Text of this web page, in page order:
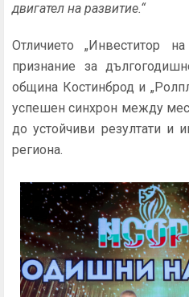
двигател на развитие.“
Отличието „Инвеститор
признание за
община Костинброд и
успешен синхрон между
до устойчиви резултати и
региона.